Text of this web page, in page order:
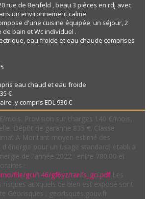
rue de Benfeld , beau 3 pièces en rdj avec
un environnement calme
d'une cuisine équipée, un séjour, 2
bain et Wc individuel .
eau froide et eau chaude comprises
eau chaud et eau froide
€
y compris EDL 930 €
mois. Provision sur charges 140 €/mois,
Dépôt de garantie 835 €. Classe
A Montant moyen estimé des
d'énergie pour un usage standard, établi à
de l'année 2022 : entre 780.00 et
:
file/gci/146/gf6yz/tarifs_gci.pdfLes
auxquels ce bien est exposé sont
Géorisques : georisques.gouv.fr